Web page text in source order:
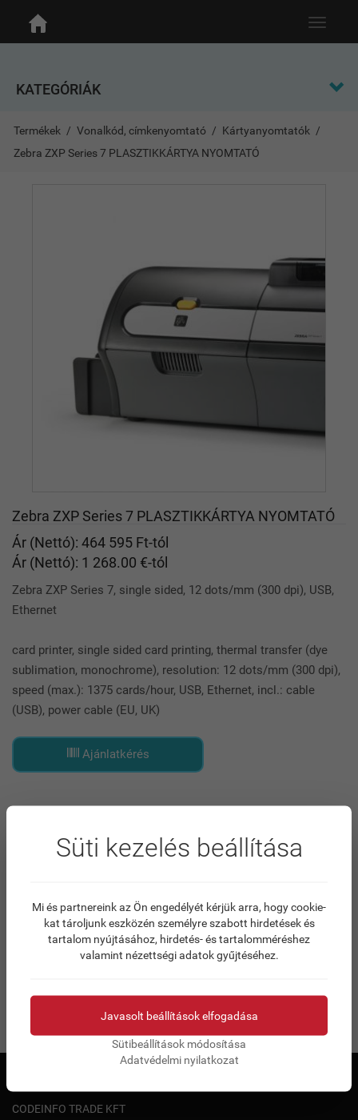
Toggle
KATEGÓRIÁK
Termékek Vonalkód, címkenyomtató
Kártyanyomtatók
Zebra ZXP Series 7 PLASZTIKKÁRTYA NYOMTATÓ
Zebra ZXP Series 7 PLASZTIKKÁRTYA NYOMTATÓ
Ár (Nettó): 464 595 Ft-tól
Ár (Nettó): 1 268.00 €-tól
Zebra ZXP Series 7, single sided, 12 dots/mm (300 dpi), USB,
Ethernet
card printer, single sided card printing, thermal transfer (dye
sublimation, monochrome), resolution: 12 dots/mm (300 dpi),
speed (max.): 1375 cards/hour, USB, Ethernet, incl.: cable
(USB), power cable (EU, UK)
Ajánlatkérés
card printer, single sided card printing, thermal transfer (dye
sublimation, monochrome), resolution: 12 dots/mm (300
dpi), speed (max.): 1375 cards/hour, USB, Ethernet, incl.:
CODEINFO TRADE KFT
Süti kezelés beállítása
Mi és partnereink az Ön engedélyét kérjük arra, hogy cookie-
kat tároljunk eszközén személyre szabott hirdetések és
tartalom nyújtásához, hirdetés- és tartalomméréshez
valamint nézettségi adatok gyűjtéséhez.
Javasolt beállítások elfogadása
Sütibeállítások módosítása
Adatvédelmi nyilatkozat